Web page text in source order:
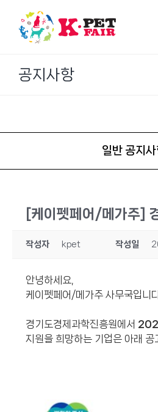
content
공지사항
일반 공지
[케이펫페어/메가주]
작성자 kpet 작성일
안녕하세요,
케이펫페어/메가주 사무국입니
경기도경제과학진흥원에서
지원을 희망하는 기업은 아래 공